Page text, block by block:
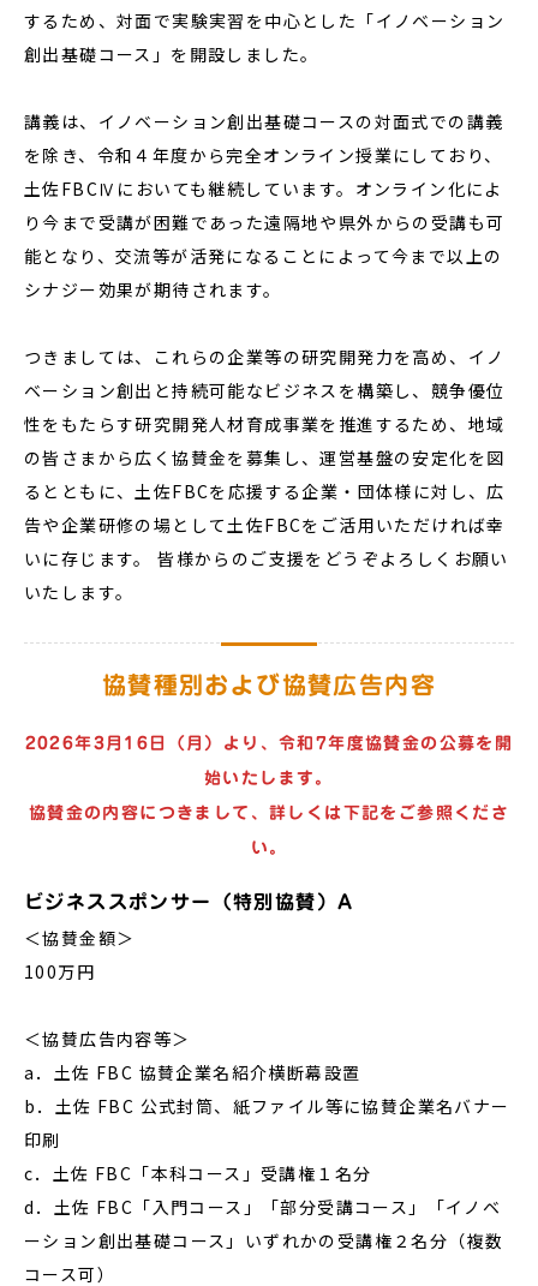
するため、対面で実験実習を中心とした「イノベーション
創出基礎コース」を開設しました。
講義は、イノベーション創出基礎コースの対面式での講義
を除き、令和４年度から完全オンライン授業にしており、
土佐FBCⅣにおいても継続しています。オンライン化によ
り今まで受講が困難であった遠隔地や県外からの受講も可
能となり、交流等が活発になることによって今まで以上の
シナジー効果が期待されます。
つきましては、これらの企業等の研究開発力を高め、イノ
ベーション創出と持続可能なビジネスを構築し、競争優位
性をもたらす研究開発人材育成事業を推進するため、地域
の皆さまから広く協賛金を募集し、運営基盤の安定化を図
るとともに、土佐FBCを応援する企業・団体様に対し、広
告や企業研修の場として土佐FBCをご活用いただければ幸
いに存じます。 皆様からのご支援をどうぞよろしくお願い
いたします。
協賛種別および協賛広告内容
2026年3月16日（月）より、令和7年度協賛金の公募を開
始いたします。
協賛金の内容につきまして、詳しくは下記をご参照くださ
い。
ビジネススポンサー（特別協賛）A
＜協賛金額＞
100万円
＜協賛広告内容等＞
a．土佐 FBC 協賛企業名紹介横断幕設置
b．土佐 FBC 公式封筒、紙ファイル等に協賛企業名バナー
印刷
c．土佐 FBC「本科コース」受講権１名分
d．土佐 FBC「入門コース」「部分受講コース」「イノベ
ーション創出基礎コース」いずれかの受講権２名分（複数
コース可）